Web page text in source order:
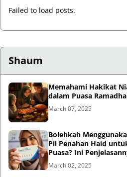
Failed to load posts.
Shaum
Memahami Hakikat
dalam Puasa
March 07, 2025
Bolehkah
Pil Penahan Haid
Puasa? Ini
March 02, 2025